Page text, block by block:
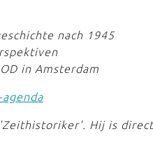
nach 1945
in Amsterdam
Hij is